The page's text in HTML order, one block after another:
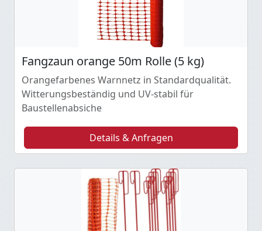
Fangzaun orange 50m Rolle (5 kg)
Orangefarbenes Warnnetz in Standardqualität.
Witterungsbeständig und UV-stabil für
Baustellenabsiche
Details & Anfragen